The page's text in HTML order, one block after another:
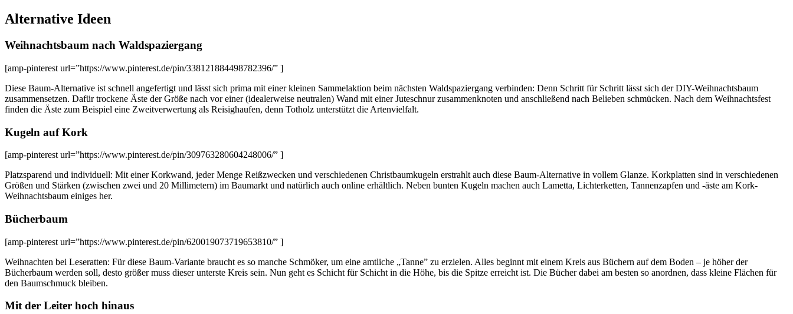
Alternative Ideen
Weihnachtsbaum nach Waldspaziergang
[amp-pinterest url=”https://www.pinterest.de/pin/338121884498782396/” ]
Diese Baum-Alternative ist schnell angefertigt und lässt sich prima mit einer kleinen Sammelaktion beim nächsten Waldspaziergang verbinden: Denn Schritt für Schritt lässt sich der DIY-Weihnachtsbaum
zusammensetzen. Dafür trockene Äste der Größe nach vor einer (idealerweise neutralen) Wand mit einer Juteschnur zusammenknoten und anschließend nach Belieben schmücken. Nach dem Weihnachtsfest
finden die Äste zum Beispiel eine Zweitverwertung als Reisighaufen, denn Totholz unterstützt die Artenvielfalt.
Kugeln auf Kork
[amp-pinterest url=”https://www.pinterest.de/pin/309763280604248006/” ]
Platzsparend und individuell: Mit einer Korkwand, jeder Menge Reißzwecken und verschiedenen Christbaumkugeln erstrahlt auch diese Baum-Alternative in vollem Glanze. Korkplatten sind in verschiedenen
Größen und Stärken (zwischen zwei und 20 Millimetern) im Baumarkt und natürlich auch online erhältlich. Neben bunten Kugeln machen auch Lametta, Lichterketten, Tannenzapfen und -äste am Kork-
Weihnachtsbaum einiges her.
Bücherbaum
[amp-pinterest url=”https://www.pinterest.de/pin/620019073719653810/” ]
Weihnachten bei Leseratten: Für diese Baum-Variante braucht es so manche Schmöker, um eine amtliche „Tanne” zu erzielen. Alles beginnt mit einem Kreis aus Büchern auf dem Boden – je höher der
Bücherbaum werden soll, desto größer muss dieser unterste Kreis sein. Nun geht es Schicht für Schicht in die Höhe, bis die Spitze erreicht ist. Die Bücher dabei am besten so anordnen, dass kleine Flächen für
den Baumschmuck bleiben.
Mit der Leiter hoch hinaus